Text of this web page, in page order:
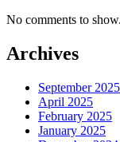
No comments to show.
Archives
September 2025
April 2025
February 2025
January 2025